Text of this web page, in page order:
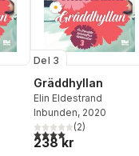
Del 3
Gräddhyllan
Elin Eldestrand
Inbunden, 2020
4,0utav 5 stjärnor.
(2)
238 kr